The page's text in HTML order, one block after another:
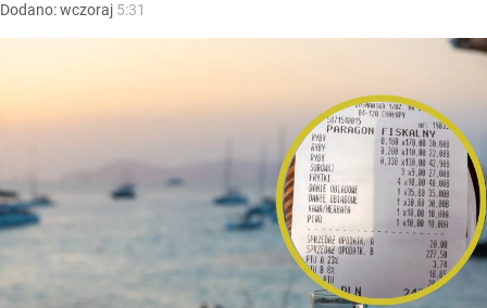
Dodano:wczoraj 5:31